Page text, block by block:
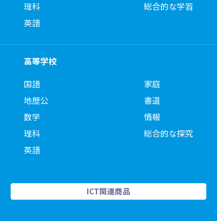
理科
英語
総合的な学習
高等学校
国語
地歴公
数学
理科
英語
家庭
書道
情報
総合的な探究
ICT関連商品